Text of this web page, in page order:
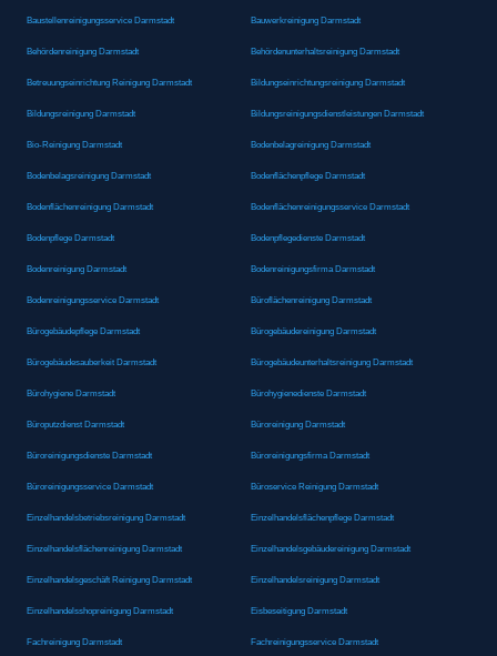
Baustellenreinigungsservice Darmstadt Bauwerkreinigung Darmstadt
Behördenreinigung Darmstadt Behördenunterhaltsreinigung Darmstadt
Betreuungseinrichtung Reinigung Darmstadt Bildungseinrichtungsreinigung Darmstadt
Bildungsreinigung Darmstadt Bildungsreinigungsdienstleistungen Darmstadt
Bio-Reinigung Darmstadt Bodenbelagreinigung Darmstadt
Bodenbelagsreinigung Darmstadt Bodenflächenpflege Darmstadt
Bodenflächenreinigung Darmstadt Bodenflächenreinigungsservice Darmstadt
Bodenpflege Darmstadt Bodenpflegedienste Darmstadt
Bodenreinigung Darmstadt Bodenreinigungsfirma Darmstadt
Bodenreinigungsservice Darmstadt Büroflächenreinigung Darmstadt
Bürogebäudepflege Darmstadt Bürogebäudereinigung Darmstadt
Bürogebäudesauberkeit Darmstadt Bürogebäudeunterhaltsreinigung Darmstadt
Bürohygiene Darmstadt Bürohygienedienste Darmstadt
Büroputzdienst Darmstadt Büroreinigung Darmstadt
Büroreinigungsdienste Darmstadt Büroreinigungsfirma Darmstadt
Büroreinigungsservice Darmstadt Büroservice Reinigung Darmstadt
Einzelhandelsbetriebsreinigung Darmstadt Einzelhandelsflächenpflege Darmstadt
Einzelhandelsflächenreinigung Darmstadt Einzelhandelsgebäudereinigung Darmstadt
Einzelhandelsgeschäft Reinigung Darmstadt Einzelhandelsreinigung Darmstadt
Einzelhandelsshopreinigung Darmstadt Eisbeseitigung Darmstadt
Fachreinigung Darmstadt Fachreinigungsservice Darmstadt